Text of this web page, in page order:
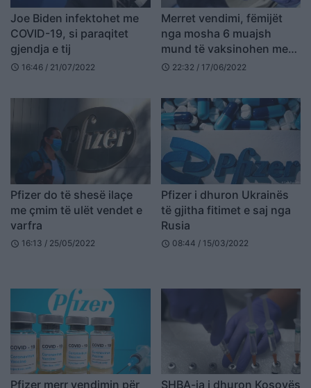
Joe Biden infektohet me
COVID-19, si paraqitet
gjendja e tij
schedule 16:46 / 21/07/2022
Merret vendimi, fëmijët
nga mosha 6 muajsh
mund të vaksinohen me
“Pfizer” e “Moderna”
schedule 22:32 / 17/06/2022
Pfizer do të shesë ilaçe
me çmim të ulët vendet e
varfra
schedule 16:13 / 25/05/2022
Pfizer i dhuron Ukrainës
të gjitha fitimet e saj nga
Rusia
schedule 08:44 / 15/03/2022
Pfizer merr vendimin për
SHBA-ja i dhuron Kosovës